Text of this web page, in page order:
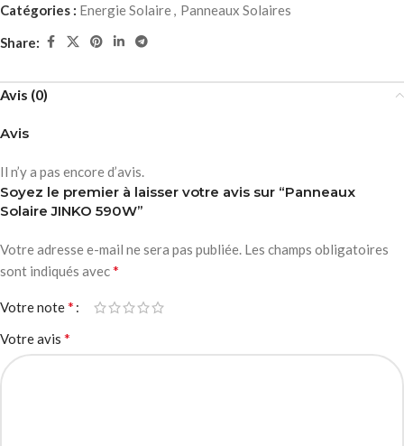
Catégories : Energie Solaire, Panneaux Solaires
Share:
Avis (0)
Avis
Il n’y a pas encore d’avis.
Soyez le premier à laisser votre avis sur “Panneaux
Solaire JINKO 590W”
Votre adresse e-mail ne sera pas publiée. Les champs obligatoires
sont indiqués avec*
Votre note*
Votre avis *